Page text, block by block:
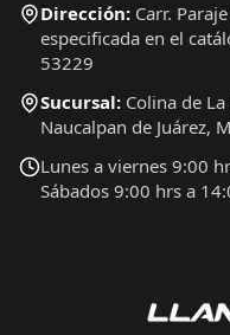
Dirección: Carr.
especificada en el
53229
Sucursal: Colina de
Naucalpan de Juárez,
Lunes a viernes 9:00
Sábados 9:00 hrs a